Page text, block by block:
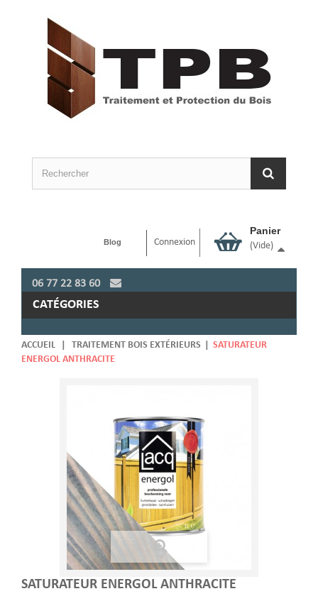
Panier
(vide)
Connexion
Blog
06 77 22 83 60
CATÉGORIES
ACCUEIL TRAITEMENT BOIS EXTÉRIEURS
SATURATEUR
ENERGOL ANTHRACITE
SATURATEUR ENERGOL ANTHRACITE